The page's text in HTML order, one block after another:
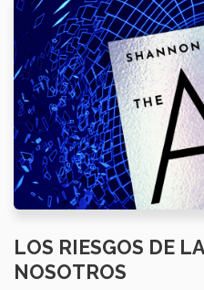
LOS RIESGOS DE
NOSOTROS